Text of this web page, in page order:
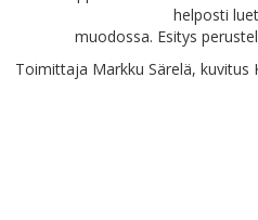
helposti
muodossa. Esitys
Toimittaja Markku Särelä, kuvitus